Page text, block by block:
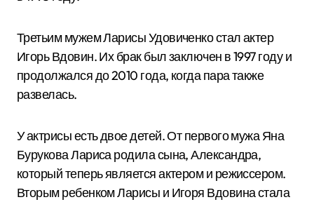
Третьим мужем Ларисы Удовиченко стал актер
Игорь Вдовин. Их брак был заключен в 1997 году и
продолжался до 2010 года, когда пара также
развелась.
У актрисы есть двое детей. От первого мужа Яна
Бурукова Лариса родила сына, Александра,
который теперь является актером и режиссером.
Вторым ребенком Ларисы и Игоря Вдовина стала